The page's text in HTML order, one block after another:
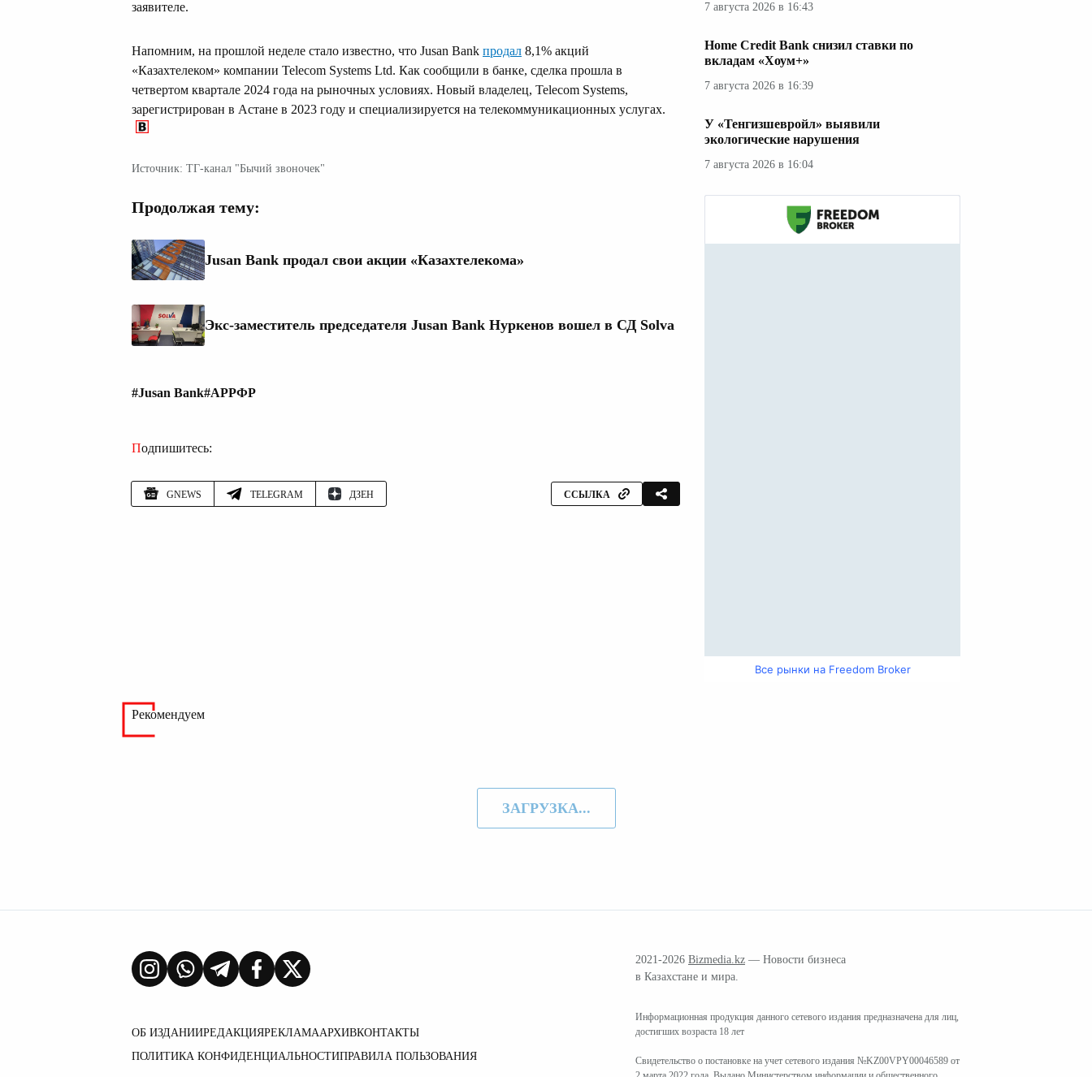
заявителе.
Напомним, на прошлой неделе стало известно, что Jusan Bank продал 8,1% акций
«Казахтелеком» компании Telecom Systems Ltd. Как сообщили в банке, сделка прошла в
четвертом квартале 2024 года на рыночных условиях. Новый владелец, Telecom Systems,
зарегистрирован в Астане в 2023 году и специализируется на телекоммуникационных услугах.
Источник: ТГ-канал "Бычий звоночек"
Продолжая тему:
Jusan Bank продал свои акции «Казахтелекома»
Экс-заместитель председателя Jusan Bank Нуркенов вошел в СД Solva
#Jusan Bank#АРРФР
Подпишитесь:
GNEWS TELEGRAM ДЗЕН ССЫЛКА
7 августа 2026 в 16:43
Home Credit Bank снизил ставки по
вкладам «Хоум+»
7 августа 2026 в 16:39
У «Тенгизшевройл» выявили
экологические нарушения
7 августа 2026 в 16:04
Все рынки на Freedom Broker
Рекомендуем
ЗАГРУЗКА...
ОБ ИЗДАНИИРЕДАКЦИЯРЕКЛАМААРХИВКОНТАКТЫ
ПОЛИТИКА КОНФИДЕНЦИАЛЬНОСТИПРАВИЛА ПОЛЬЗОВАНИЯ
2021-2026 Bizmedia.kz — Новости бизнеса
в Казахстане и мира.
Информационная продукция данного сетевого издания предназначена для лиц,
достигших возраста 18 лет
Свидетельство о постановке на учет сетевого издания №KZ00VPY00046589 от